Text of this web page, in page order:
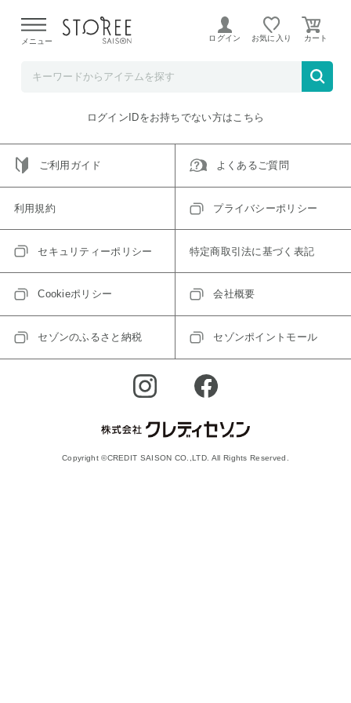
よる配送遅延が発生しております。
メニュー ログイン お気に入り
ご指定のアイテムは取り扱い終了、またはただいま取り扱い
トップへ戻る
ログインIDをお持ちでない方はこちら
ご利用ガイド よくあるご質問
利用規約 プライバシーポリシー
セキュリティーポリシー 特定商取引法に基づく表記
Cookieポリシー 会社概要
セゾンのふるさと納税 セゾンポイントモール
Copyright ©CREDIT SAISON CO.,LTD. All Rights Reserved.